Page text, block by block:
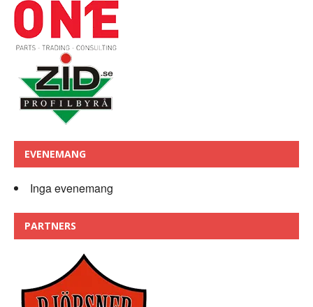
EVENEMANG
Inga evenemang
PARTNERS